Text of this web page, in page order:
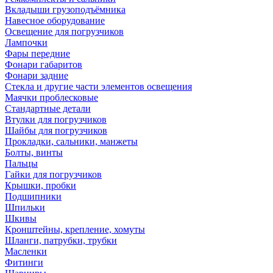
Вкладыши грузоподъёмника
Навесное оборудование
Освещение для погрузчиков
Лампочки
Фары передние
Фонари габаритов
Фонари задние
Стекла и другие части элементов освещения
Маячки проблесковые
Стандартные детали
Втулки для погрузчиков
Шайбы для погрузчиков
Прокладки, сальники, манжеты
Болты, винты
Пальцы
Гайки для погрузчиков
Крышки, пробки
Подшипники
Шпильки
Шкивы
Кронштейны, крепление, хомуты
Шланги, патрубки, трубки
Масленки
Фитинги